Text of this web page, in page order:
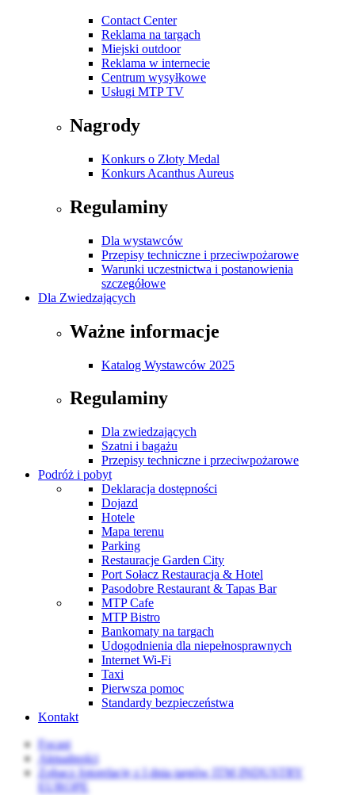
Contact Center
Reklama na targach
Miejski outdoor
Reklama w internecie
Centrum wysyłkowe
Usługi MTP TV
Nagrody
Konkurs o Złoty Medal
Konkurs Acanthus Aureus
Regulaminy
Dla wystawców
Przepisy techniczne i przeciwpożarowe
Warunki uczestnictwa i postanowienia
szczegółowe
Dla Zwiedzających
Ważne informacje
Katalog Wystawców 2025
Regulaminy
Dla zwiedzających
Szatni i bagażu
Przepisy techniczne i przeciwpożarowe
Podróż i pobyt
Deklaracja dostępności
Dojazd
Hotele
Mapa terenu
Parking
Restauracje Garden City
Port Sołacz Restauracja & Hotel
Pasodobre Restaurant & Tapas Bar
MTP Cafe
MTP Bistro
Bankomaty na targach
Udogodnienia dla niepełnosprawnych
Internet Wi-Fi
Taxi
Pierwsza pomoc
Standardy bezpieczeństwa
Kontakt
Focast
Aktualności
Zobacz fotorelację z I dnia targów ITM INDUSTRY
EUROPE